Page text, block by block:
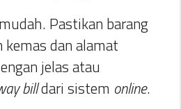
Pastikan barang
dan alamat
jelas atau
billdari sistem online.